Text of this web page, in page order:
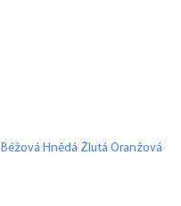
Béžová Hnědá Žlutá Oranžová